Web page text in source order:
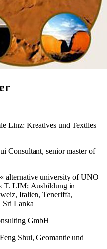
Linz: Kreatives und Textiles
Consultant, senior master of
alternative university of UNO
T. LIM; Ausbildung in
Italien, Teneriffa,
Sri Lanka
GmbH
Shui, Geomantie und